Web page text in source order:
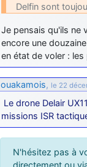
Delfin sont
Je pensais qu'ils ne
encore une
en état de voler :
ouakamois, le 22
Le drone Delair
missions ISR
N'hésitez pas à
directement ou